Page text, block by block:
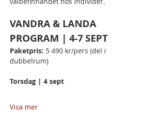
VANDRA & LANDA
PROGRAM | 4-7 SEPT
Paketpris: 5 490 kr/pers (del i
dubbelrum)
Torsdag | 4 sept
Visa mer